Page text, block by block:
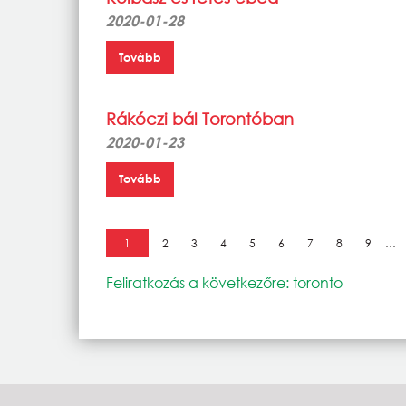
2020-01-28
Tovább
Rákóczi bál Torontóban
2020-01-23
Tovább
Oldalszámozás
Jelenlegi oldal
1 Oldal
2 Oldal
3 Oldal
4 Oldal
5 Oldal
6 Oldal
7 Oldal
8 Oldal
9 …
Feliratkozás a következőre: toronto